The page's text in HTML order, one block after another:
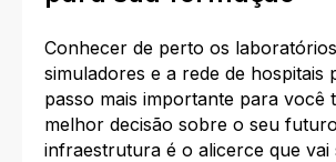
Conhecer de perto os
simuladores e a rede de hospitais
passo mais importante para você
melhor decisão sobre o seu
infraestrutura é o alicerce que vai